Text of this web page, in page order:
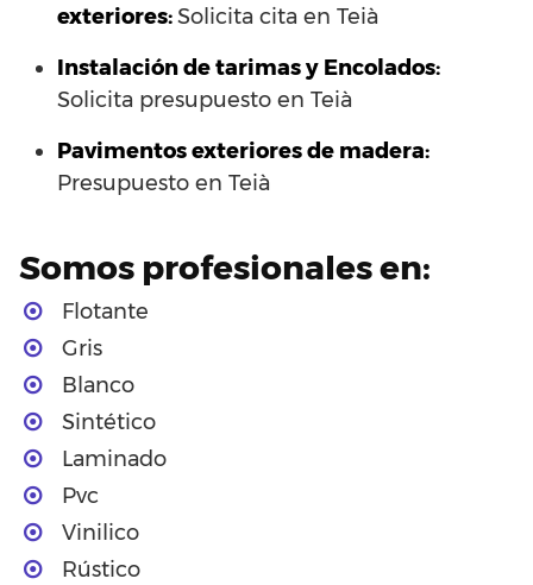
exteriores:Solicita cita en Teià
Instalación de tarimas y Encolados:
Solicita presupuesto en Teià
Pavimentos exteriores de madera:
Presupuesto en Teià
Somos profesionales en:
Flotante
Gris
Blanco
Sintético
Laminado
Pvc
Vinilico
Rústico